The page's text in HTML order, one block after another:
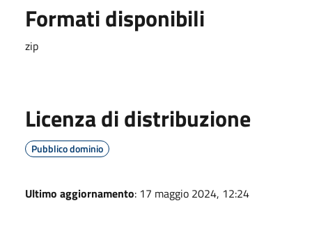
Formati disponibili
zip
Licenza di distribuzione
Pubblico dominio
Ultimo aggiornamento: 17 maggio 2024, 12:24